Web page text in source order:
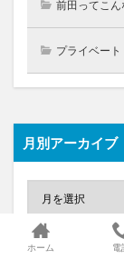
前田ってこん
プライベート
月別アーカイブ
ホーム 電